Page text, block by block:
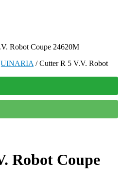
Robot Coupe 24620M
/Cutter R 5 V.V. Robot
Robot Coupe